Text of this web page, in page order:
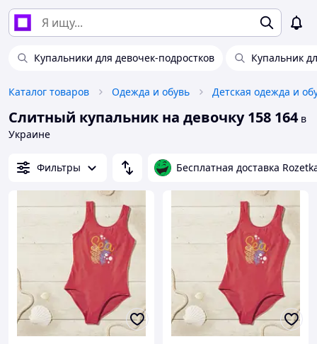
Купальники для девочек-подростков Купальник
Каталог товаров Одежда и обувь Детская одежда и
Слитный купальник на девочку 158 164 в
Украине
Фильтры Бесплатная доставка